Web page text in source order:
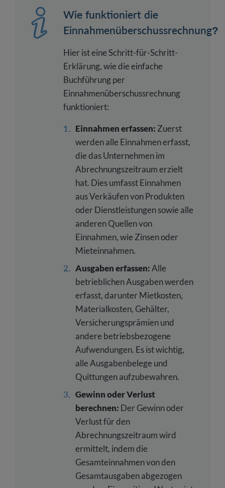
Wie funktioniert die
Einnahmenüberschussrechnung?
Hier ist eine Schritt-für-Schritt-
Erklärung, wie die einfache
Buchführung per
Einnahmenüberschussrechnung
funktioniert:
Einnahmen erfassen: Zuerst
werden alle Einnahmen erfasst,
die das Unternehmen im
Abrechnungszeitraum erzielt
hat. Dies umfasst Einnahmen
aus Verkäufen von Produkten
oder Dienstleistungen sowie alle
anderen Quellen von
Einnahmen, wie Zinsen oder
Mieteinnahmen.
Ausgaben erfassen:Alle
betrieblichen Ausgaben werden
erfasst, darunter Mietkosten,
Materialkosten, Gehälter,
Versicherungsprämien und
andere betriebsbezogene
Aufwendungen. Es ist wichtig,
alle Ausgabenbelege und
Quittungen aufzubewahren.
Gewinn oder Verlust
berechnen: Der Gewinn oder
Verlust für den
Abrechnungszeitraum wird
ermittelt, indem die
Gesamteinnahmen von den
Gesamtausgaben abgezogen